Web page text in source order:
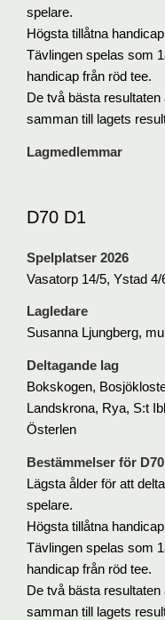
spelare.
Högsta tillåtna
Tävlingen spelas som
handicap från röd tee.
De två bästa
samman till lagets
Lagmedlemmar
D70 D1
Spelplatser 2026
Vasatorp 14/5, Ystad
Lagledare
Susanna Ljungberg,
Deltagande lag
Bokskogen,
Landskrona, Rya, S:t
Österlen
Bestämmelser för D70
Lägsta ålder för att
spelare.
Högsta tillåtna
Tävlingen spelas som
handicap från röd tee.
De två bästa
samman till lagets